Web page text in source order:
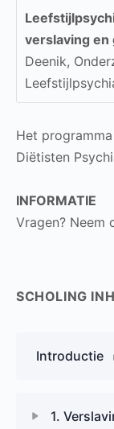
verslaving en
Deenik,
Het
Diëtisten
INFORMATIE
Vragen? Neem
SCHOLING
Introductie
1.